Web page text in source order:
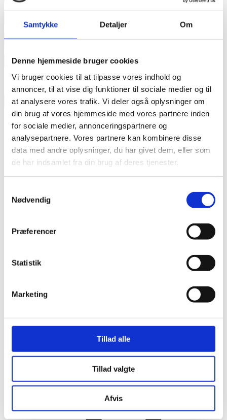
Samtykke Detaljer Om
Denne hjemmeside bruger cookies
Vi bruger cookies til at tilpasse vores indhold og
annoncer, til at vise dig funktioner til sociale medier og til
at analysere vores trafik. Vi deler også oplysninger om
din brug af vores hjemmeside med vores partnere inden
for sociale medier, annonceringspartnere og
analysepartnere. Vores partnere kan kombinere disse
data med andre oplysninger, du har givet dem, eller som
de har indsamlet fra din brug af deres tjenester.
Nødvendig
Præferencer
Statistik
Marketing
Tillad alle
Tillad valgte
Afvis
annonce
Like us
RAINBOW BUSINESS DENMARK
Her er alle vinderne fra årets Danish
Rainbow Awards